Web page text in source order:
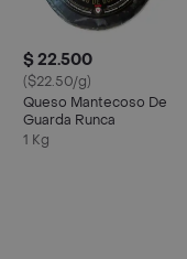
$ 22.500
($22.50/g)
Queso Mantecoso De
Guarda Runca
1 Kg